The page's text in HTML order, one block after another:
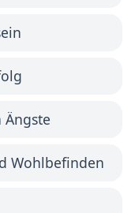
Wohlbefinden